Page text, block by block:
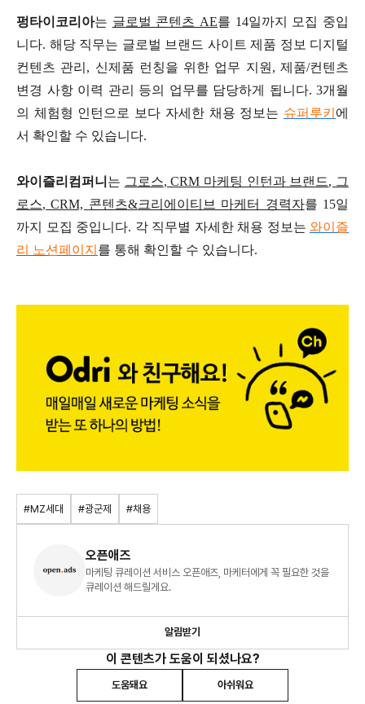
펑타이코리아는 글로벌 콘텐츠 AE를 14일까지 모집 중입
니다. 해당 직무는 글로벌 브랜드 사이트 제품 정보 디지털
컨텐츠 관리 , 신제품 런칭을 위한 업무 지원 ,제품/컨텐츠
변경 사항 이력 관리 등의 업무를 담당하게 됩니다. 3개월
의 체험형 인턴으로 보다 자세한 채용 정보는 슈퍼루키 에
서 확인할 수 있습니다.
와이즐리컴퍼니 는 그로스, CRM 마케팅 인턴과 브랜드, 그
로스, CRM, 콘텐츠&크리에이티브 마케터 경력자를 15일
까지 모집 중입니다. 각 직무별 자세한 채용 정보는 와이즐
리 노션페이지 를 통해 확인할 수 있습니다.
#MZ세대 #광군제 #채용
오픈애즈
마케팅 큐레이션 서비스 오픈애즈, 마케터에게 꼭 필요한 것을
큐레이션 해드릴게요.
알림받기
이 콘텐츠가 도움이 되셨나요?
도움돼요 아쉬워요